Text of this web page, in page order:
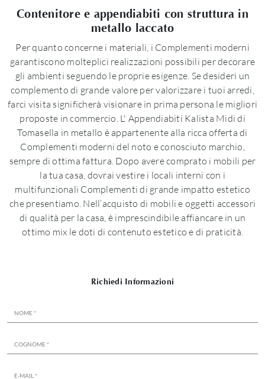
Contenitore e appendiabiti con struttura in
metallo laccato
Per quanto concerne i materiali, i Complementi moderni
garantiscono molteplici realizzazioni possibili per decorare
gli ambienti seguendo le proprie esigenze. Se desideri un
complemento di grande valore per valorizzare i tuoi arredi,
farci visita significherà visionare in prima persona le migliori
proposte in commercio. L' Appendiabiti Kalista Midi di
Tomasella in metallo è appartenente alla ricca offerta di
Complementi moderni del noto e conosciuto marchio,
sempre di ottima fattura. Dopo avere comprato i mobili per
la tua casa, dovrai vestire i locali interni con i
multifunzionali Complementi di grande impatto estetico
che presentiamo. Nell’acquisto di mobili e oggetti accessori
di qualità per la casa, è imprescindibile affiancare in un
ottimo mix le doti di contenuto estetico e di praticità.
Richiedi Informazioni